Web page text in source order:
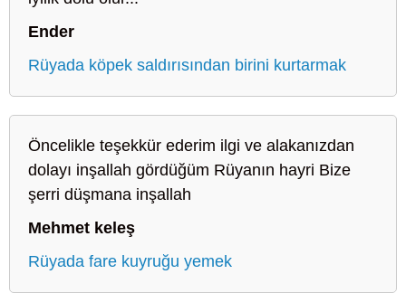
Ender
Rüyada köpek saldırısından birini kurtarmak
Öncelikle teşekkür ederim ilgi ve alakanızdan
dolayı inşallah gördüğüm Rüyanın hayri Bize
şerri düşmana inşallah
Mehmet keleş
Rüyada fare kuyruğu yemek